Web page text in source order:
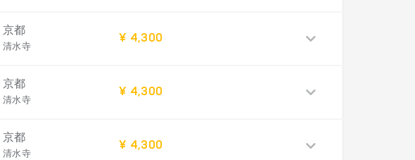
京都
清水寺
¥ 4,300
京都
清水寺
¥ 4,300
京都
清水寺
¥ 4,300